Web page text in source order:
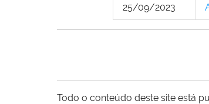
25/09/2023
Todo o conteúdo deste site está